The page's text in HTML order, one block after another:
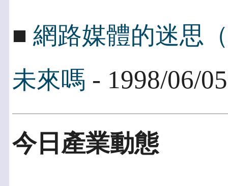
■ 網路媒體的迷思
未來嗎 - 1998/06/05
今日產業動態